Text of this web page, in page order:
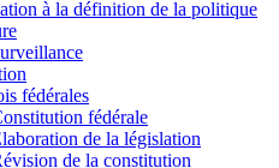
à la définition de la politique
fédérales
fédérale
de la législation
de la constitution